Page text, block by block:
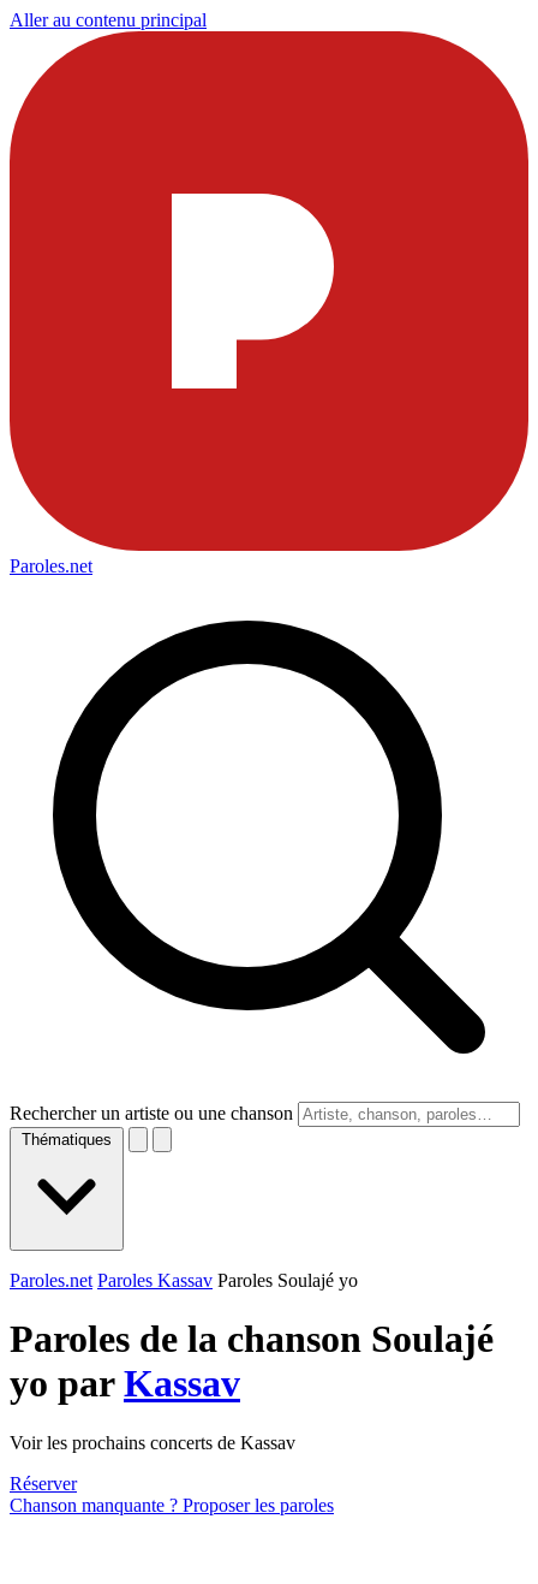
Aller au contenu principal
Paroles.net
Rechercher un artiste ou une chanson
Thématiques
Paroles.net Paroles Kassav Paroles Soulajé yo
Paroles de la chanson Soulajé
yo parKassav
Voir les prochains concerts de Kassav
Réserver
Chanson manquante ? Proposer les paroles